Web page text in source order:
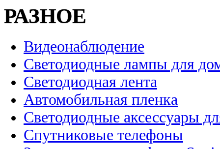
РАЗНОЕ
Видеонаблюдение
Светодиодные лампы для
Светодиодная лента
Автомобильная пленка
Светодиодные аксессуары
Спутниковые телефоны